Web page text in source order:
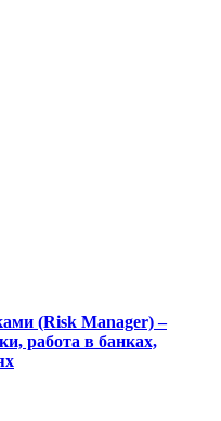
(Risk Manager) –
работа в банках,